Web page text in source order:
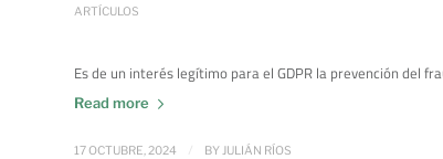
ARTÍCULOS
Es de un interés legítimo para el GDPR la prevención del
Read more
17 OCTUBRE, 2024 BYJULIÁN RÍOS